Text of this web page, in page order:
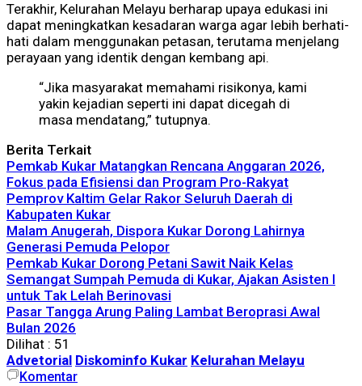
Terakhir, Kelurahan Melayu berharap upaya edukasi ini
dapat meningkatkan kesadaran warga agar lebih berhati-
hati dalam menggunakan petasan, terutama menjelang
perayaan yang identik dengan kembang api.
“Jika masyarakat memahami risikonya, kami
yakin kejadian seperti ini dapat dicegah di
masa mendatang,” tutupnya.
Berita Terkait
Pemkab Kukar Matangkan Rencana Anggaran 2026,
Fokus pada Efisiensi dan Program Pro-Rakyat
Pemprov Kaltim Gelar Rakor Seluruh Daerah di
Kabupaten Kukar
Malam Anugerah, Dispora Kukar Dorong Lahirnya
Generasi Pemuda Pelopor
Pemkab Kukar Dorong Petani Sawit Naik Kelas
Semangat Sumpah Pemuda di Kukar, Ajakan Asisten I
untuk Tak Lelah Berinovasi
Pasar Tangga Arung Paling Lambat Beroprasi Awal
Bulan 2026
Dilihat : 51
Advetorial Diskominfo Kukar Kelurahan Melayu
Komentar